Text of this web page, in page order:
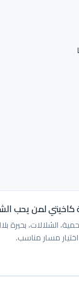
لمن يحب
الشلالات، بحيرة
اختيار مسار مناسب.